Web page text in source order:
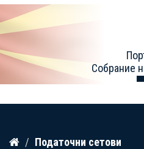
Прескокнете
Собрание
Податочни сетови